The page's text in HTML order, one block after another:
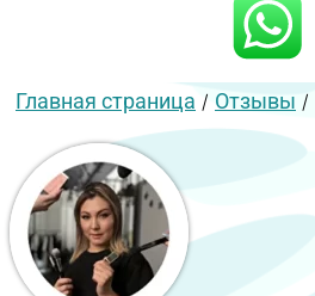
Главная страница / Отзывы /